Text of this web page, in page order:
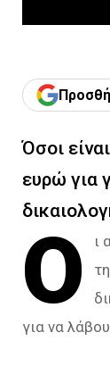
Όσοι
ευρώ για
Ο
ι
για να